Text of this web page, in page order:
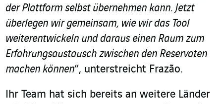
der Plattform selbst übernehmen kann. Jetzt
überlegen wir gemeinsam, wie wir das Tool
weiterentwickeln und daraus einen Raum zum
Erfahrungsaustausch zwischen den Reservaten
machen können“, unterstreicht Frazão.
Ihr Team hat sich bereits an weitere Länder